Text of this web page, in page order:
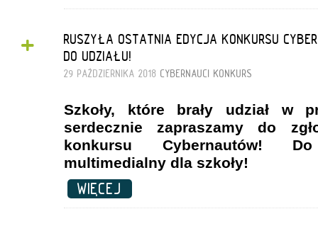
+
RUSZYŁA OSTATNIA EDYCJA KONKURSU
DO UDZIAŁU!
29 PAŹDZIERNIKA 2018 CYBERNAUCI KONKURS
Szkoły, które brały udział w
serdecznie zapraszamy do
konkursu Cybernautów!
multimedialny dla szkoły!
WIĘCEJ